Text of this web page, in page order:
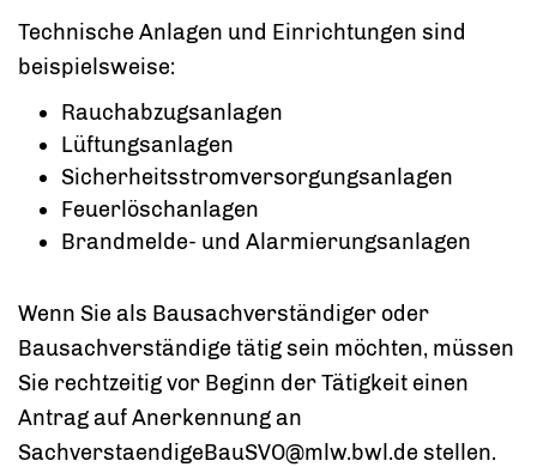
Technische Anlagen und Einrichtungen sind
beispielsweise:
Rauchabzugsanlagen
Lüftungsanlagen
Sicherheitsstromversorgungsanlagen
Feuerlöschanlagen
Brandmelde- und Alarmierungsanlagen
Wenn Sie als Bausachverständiger oder
Bausachverständige tätig sein möchten, müssen
Sie rechtzeitig vor Beginn der Tätigkeit einen
Antrag auf Anerkennung an
SachverstaendigeBauSVO@mlw.bwl.de stellen.